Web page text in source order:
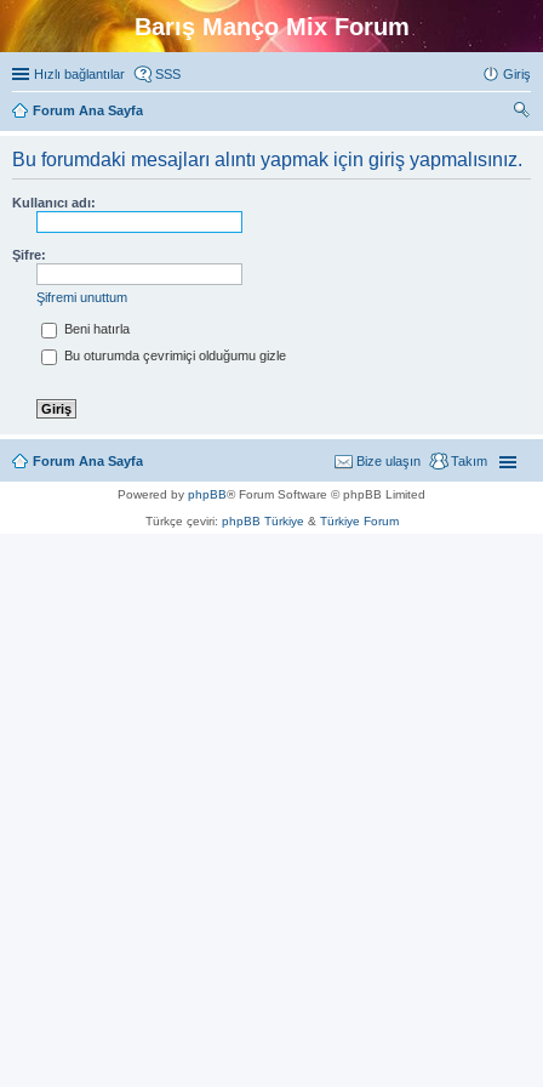
Barış Manço Mix Forum
Hızlı bağlantılar SSS Giriş
Forum Ana Sayfa
Bu forumdaki mesajları alıntı yapmak için giriş yapmalısınız.
Kullanıcı adı:
Şifre:
Şifremi unuttum
Beni hatırla
Bu oturumda çevrimiçi olduğumu gizle
Forum Ana Sayfa Takım
Bize ulaşın
Powered by phpBB® Forum Software © phpBB Limited
Türkçe çeviri: phpBB Türkiye & Türkiye Forum